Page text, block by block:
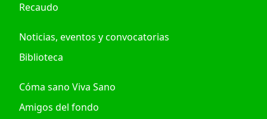
Recaudo
Noticias, eventos y convocatorias
Biblioteca
Cóma sano Viva Sano
Amigos del fondo